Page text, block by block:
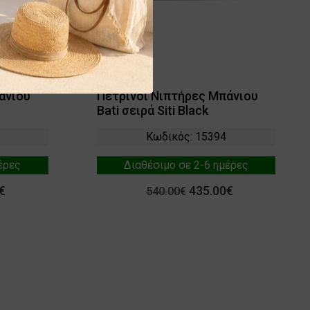
Πέτρινοι Νιπτήρες Μπάνιου
Bati σειρά Siti Black
Κωδικός: 15394
Διαθέσιμο σε 2-6 ημέρες
540.00€ 435.00€